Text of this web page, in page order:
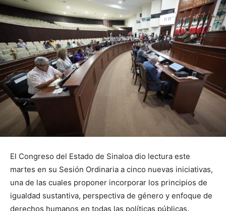
El Congreso del Estado de Sinaloa dio lectura este
martes en su Sesión Ordinaria a cinco nuevas iniciativas,
una de las cuales proponer incorporar los principios de
igualdad sustantiva, perspectiva de género y enfoque de
derechos humanos en todas las políticas públicas.